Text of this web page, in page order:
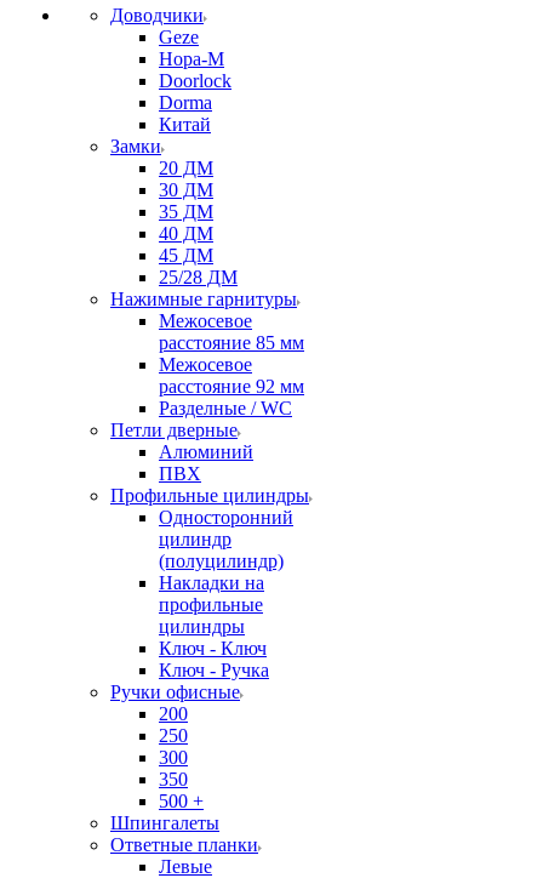
Доводчики
Geze
Нора-М
Doorlock
Dorma
Китай
Замки
20 ДМ
30 ДМ
35 ДМ
40 ДМ
45 ДМ
25/28 ДМ
Нажимные гарнитуры
Межосевое
расстояние 85 мм
Межосевое
расстояние 92 мм
Разделные / WC
Петли дверные
Алюминий
ПВХ
Профильные цилиндры
Односторонний
цилиндр
(полуцилиндр)
Накладки на
профильные
цилиндры
Ключ - Ключ
Ключ - Ручка
Ручки офисные
200
250
300
350
500 +
Шпингалеты
Ответные планки
Левые